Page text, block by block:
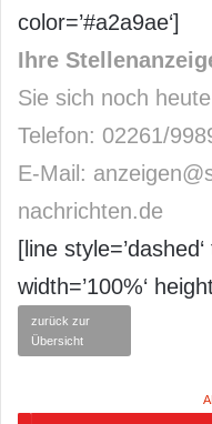
color=’#a2a9ae‘]
Ihre
Sie sich noch
Telefon: 02261/
E-Mail:
nachrichten.de
[line style=’dashed‘
width=’100%‘
zurück zur
Übersicht